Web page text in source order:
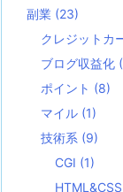
副業 (23)
クレジットカ
ブログ収益化
ポイント (8)
マイル (1)
技術系 (9)
CGI (1)
HTML&CSS